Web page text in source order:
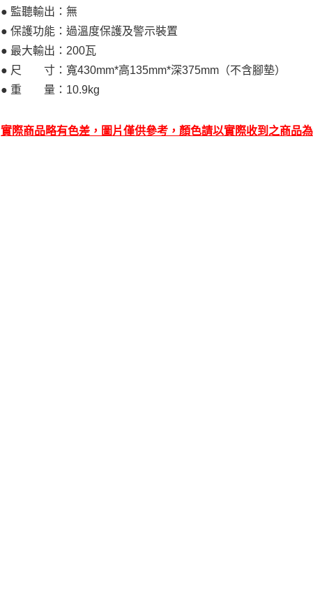
● 監聽輸出：無
● 保護功能：過溫度保護及警示裝置
● 最大輸出：200瓦
● 尺 寸：寬430mm*高135mm*深375mm（不含腳墊）
● 重 量：10.9kg
實際商品略有色差，圖片僅供參考，顏色請以實際收到之商品為